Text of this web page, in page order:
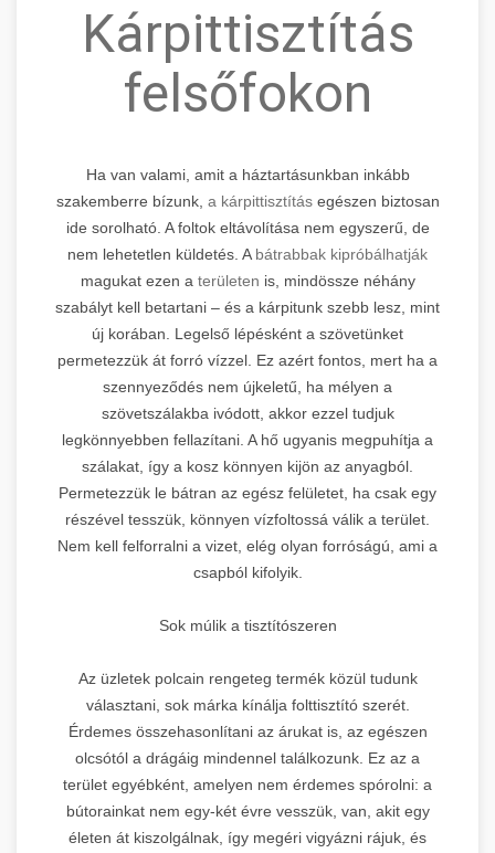
Kárpittisztítás
felsőfokon
Ha van valami, amit a háztartásunkban inkább
szakemberre bízunk, a kárpittisztításegészen biztosan
ide sorolható. A foltok eltávolítása nem egyszerű, de
nem lehetetlen küldetés. A bátrabbak kipróbálhatják
magukat ezen a területen is, mindössze néhány
szabályt kell betartani – és a kárpitunk szebb lesz, mint
új korában. Legelső lépésként a szövetünket
permetezzük át forró vízzel. Ez azért fontos, mert ha a
szennyeződés nem újkeletű, ha mélyen a
szövetszálakba ivódott, akkor ezzel tudjuk
legkönnyebben fellazítani. A hő ugyanis megpuhítja a
szálakat, így a kosz könnyen kijön az anyagból.
Permetezzük le bátran az egész felületet, ha csak egy
részével tesszük, könnyen vízfoltossá válik a terület.
Nem kell felforralni a vizet, elég olyan forróságú, ami a
csapból kifolyik.
Sok múlik a tisztítószeren
Az üzletek polcain rengeteg termék közül tudunk
választani, sok márka kínálja folttisztító szerét.
Érdemes összehasonlítani az árukat is, az egészen
olcsótól a drágáig mindennel találkozunk. Ez az a
terület egyébként, amelyen nem érdemes spórolni: a
bútorainkat nem egy-két évre vesszük, van, akit egy
életen át kiszolgálnak, így megéri vigyázni rájuk, és